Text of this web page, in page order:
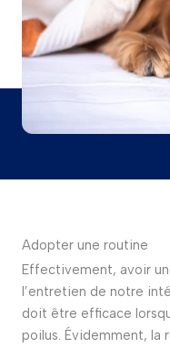
Adopter une routine
Effectivement, avoir
l’entretien de notre
doit être efficace
poilus. Évidemment, la